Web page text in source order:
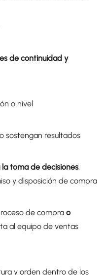
de continuidad y
o nivel
sostengan resultados
toma de decisiones,
y disposición de compra
de compra o
al equipo de ventas
y orden dentro de los